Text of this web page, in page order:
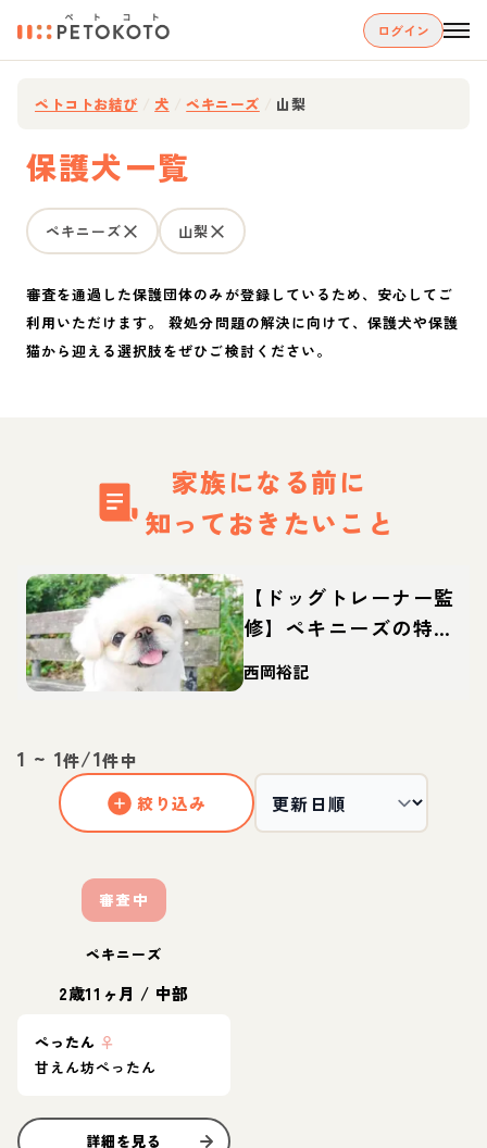
ログイン
ペトコトお結び 犬 ペキニーズ 山梨
保護犬一覧
ペキニーズ 山梨
審査を通過した保護団体のみが登録しているため、安心してご
利用いただけます。 殺処分問題の解決に向けて、保護犬や保護
猫から迎える選択肢をぜひご検討ください。
家族になる前に
知っておきたいこと
【ドッグトレーナー監
修】ペキニーズの特
徴・性格は？しつけや
カットなどの飼い方や
西岡裕記
1 ~ 1件/1件中
絞り込み
審査中
ペキニーズ
2歳11ヶ月 / 中部
ぺったん ♀
甘えん坊ぺったん
詳細を見る